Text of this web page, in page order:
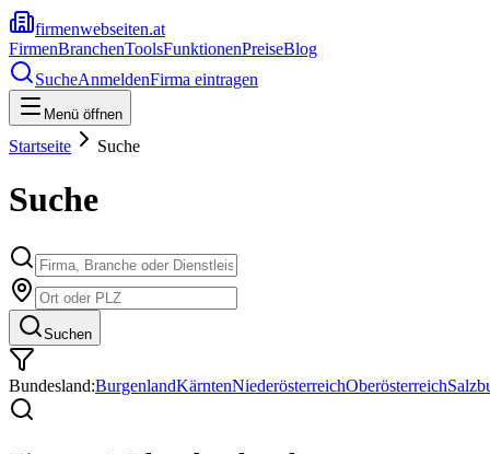
firmenwebseiten.at
FirmenBranchenToolsFunktionenPreiseBlog
SucheAnmeldenFirma eintragen
Menü öffnen
Startseite Suche
Suche
Suchen
Bundesland:BurgenlandKärntenNiederösterreichOberösterreich